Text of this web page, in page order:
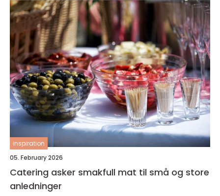
inspiration
05. February 2026
Catering asker smakfull mat til små og store
anledninger